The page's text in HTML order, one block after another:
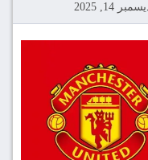
14, 2025